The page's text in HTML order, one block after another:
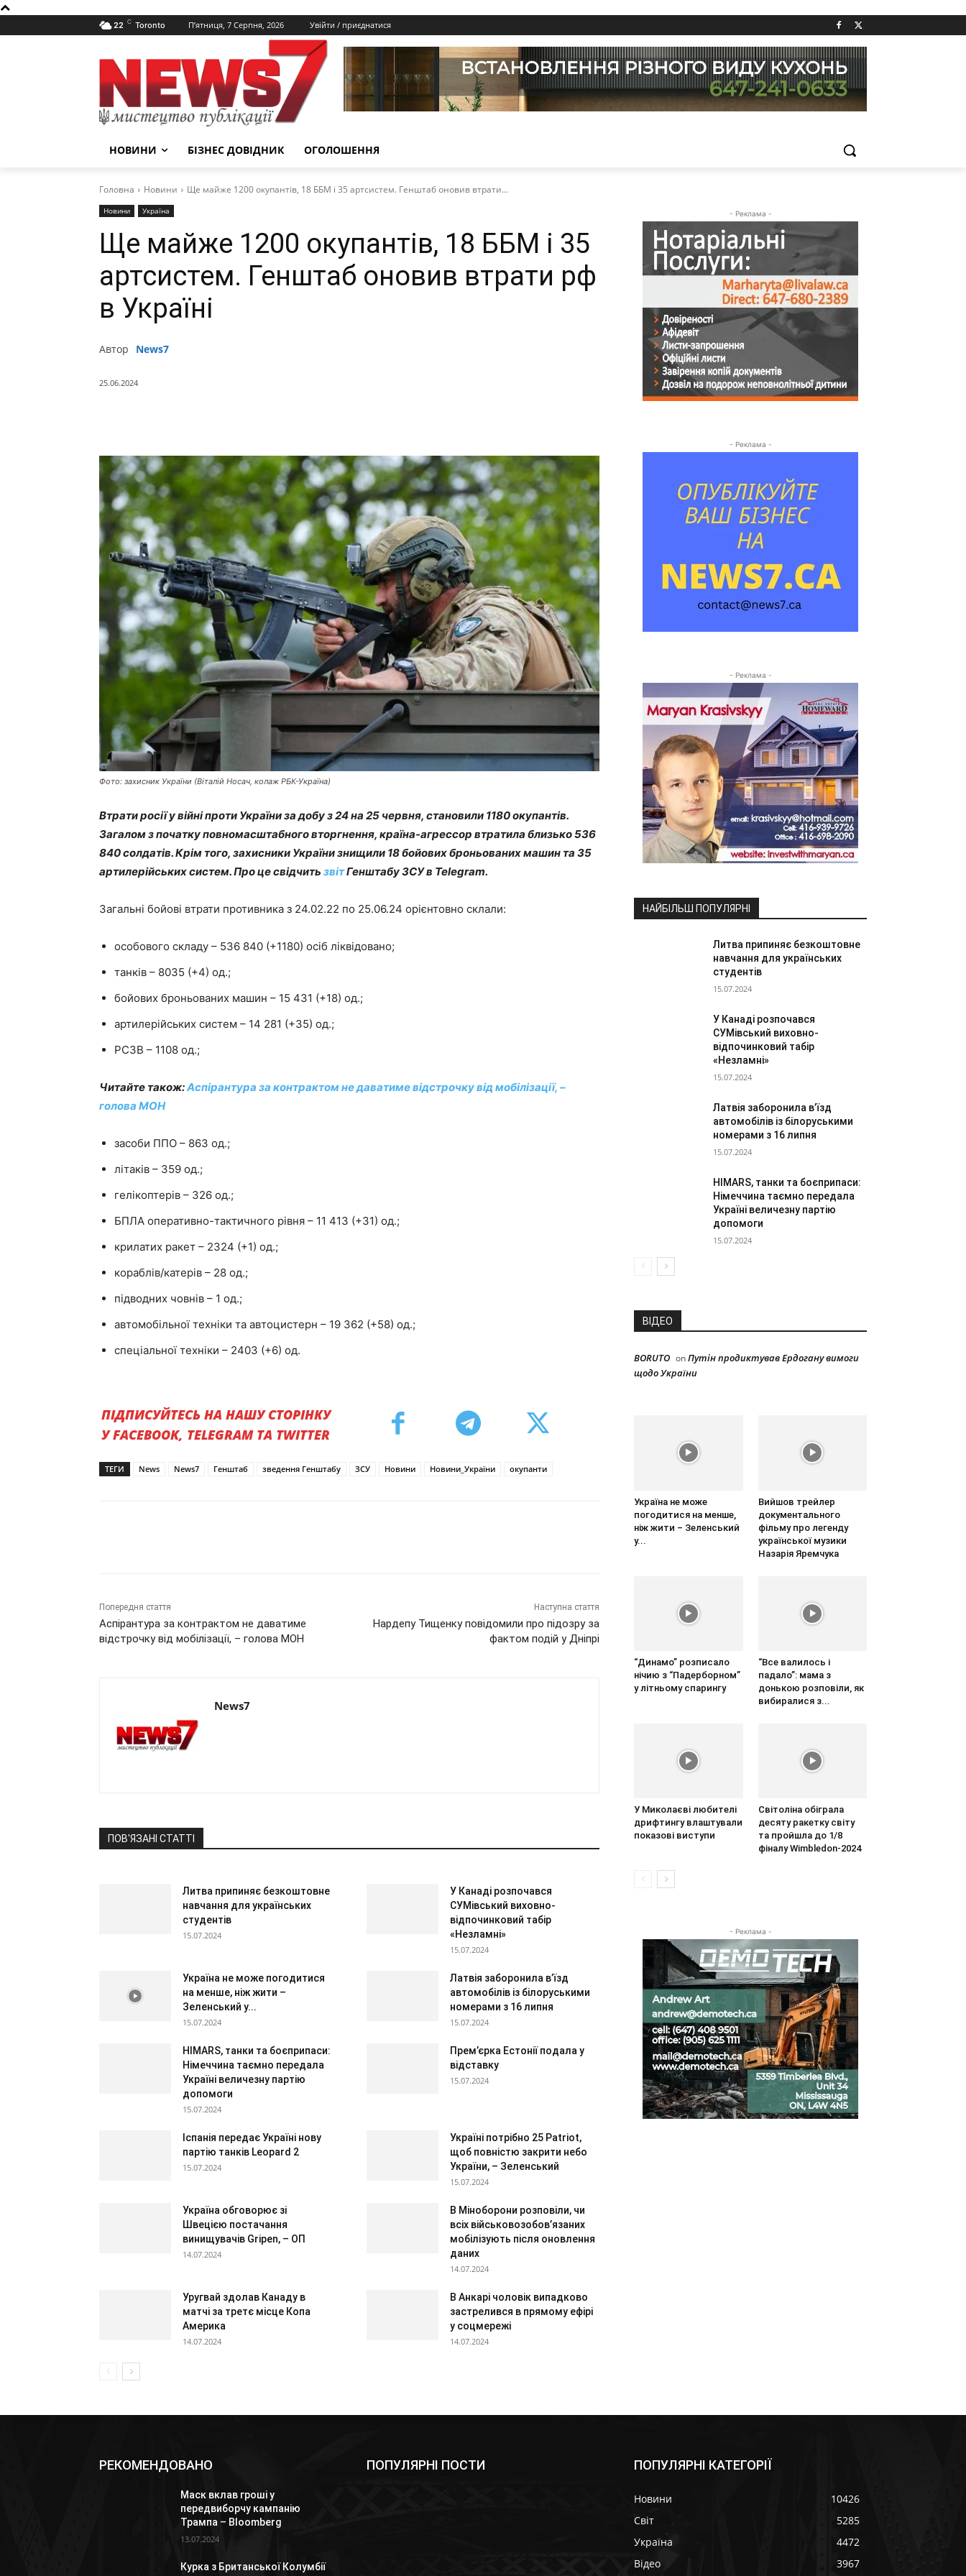
22 C Toronto П’ятниця, 7 Серпня, 2026 Увійти / приєднатися
НОВИНИ БІЗНЕС ДОВІДНИК ОГОЛОШЕННЯ
Головна Новини Ще майже 1200 окупантів, 18 ББМ і 35 артсистем. Генштаб оновив втрати...
Новини Україна
Ще майже 1200 окупантів, 18 ББМ і 35
артсистем. Генштаб оновив втрати рф
в Україні
Автор News7
25.06.2024
Фото: захисник України (Віталій Носач, колаж РБК-Україна)
Втрати росії у війні проти України за добу з 24 на 25 червня, становили 1180 окупантів.
Загалом з початку повномасштабного вторгнення, країна-агрессор втратила близько 536
840 солдатів. Крім того, захисники України знищили 18 бойових броньованих машин та 35
артилерійських систем. Про це свідчить звітГенштабу ЗСУ в Telegram.
Загальні бойові втрати противника з 24.02.22 по 25.06.24 орієнтовно склали:
особового складу – 536 840 (+1180) осіб ліквідовано;
танків – 8035 (+4) од.;
бойових броньованих машин – 15 431 (+18) од.;
артилерійських систем – 14 281 (+35) од.;
РСЗВ – 1108 од.;
Читайте також:Аспірантура за контрактом не даватиме відстрочку від мобілізації, –
голова МОН
засоби ППО – 863 од.;
літаків – 359 од.;
гелікоптерів – 326 од.;
БПЛА оперативно-тактичного рівня – 11 413 (+31) од.;
крилатих ракет – 2324 (+1) од.;
кораблів/катерів – 28 од.;
підводних човнів – 1 од.;
автомобільної техніки та автоцистерн – 19 362 (+58) од.;
спеціальної техніки – 2403 (+6) од.
ПІДПИСУЙТЕСЬ НА НАШУ СТОРІНКУ
У FACEBOOK, TELEGRAM ТА TWITTER
ТЕГИ News News7 Генштаб зведення Генштабу ЗСУ Новини Новини_України окупанти
Попередня стаття
Аспірантура за контрактом не даватиме
відстрочку від мобілізації, – голова МОН
Наступна стаття
Нардепу Тищенку повідомили про підозру за
фактом подій у Дніпрі
News7
ПОВ'ЯЗАНІ СТАТТІ
Литва припиняє безкоштовне
навчання для українських
студентів
15.07.2024
У Канаді розпочався
СУМівський виховно-
відпочинковий табір
«Незламні»
15.07.2024
Україна не може погодитися
на менше, ніж жити –
Зеленський у...
15.07.2024
Латвія заборонила в’їзд
автомобілів із білоруськими
номерами з 16 липня
15.07.2024
HIMARS, танки та боєприпаси:
Німеччина таємно передала
Україні величезну партію
допомоги
15.07.2024
Прем’єрка Естонії подала у
відставку
15.07.2024
Іспанія передає Україні нову
партію танків Leopard 2
15.07.2024
Україні потрібно 25 Patriot,
щоб повністю закрити небо
України, – Зеленський
15.07.2024
Україна обговорює зі
Швецією постачання
винищувачів Gripen, – ОП
14.07.2024
В Міноборони розповіли, чи
всіх військовозобов’язаних
мобілізують після оновлення
даних
14.07.2024
Уругвай здолав Канаду в
матчі за третє місце Копа
Америка
14.07.2024
В Анкарі чоловік випадково
застрелився в прямому ефірі
у соцмережі
14.07.2024
- Реклама -
- Реклама -
- Реклама -
НАЙБІЛЬШ ПОПУЛЯРНІ
Литва припиняє безкоштовне
навчання для українських
студентів
15.07.2024
У Канаді розпочався
СУМівський виховно-
відпочинковий табір
«Незламні»
15.07.2024
Латвія заборонила в’їзд
автомобілів із білоруськими
номерами з 16 липня
15.07.2024
HIMARS, танки та боєприпаси:
Німеччина таємно передала
Україні величезну партію
допомоги
15.07.2024
ВІДЕО
BORUTO onПутін продиктував Ердогану вимоги
щодо України
Україна не може
погодитися на менше,
ніж жити – Зеленський
у...
Вийшов трейлер
документального
фільму про легенду
української музики
Назарія Яремчука
“Динамо” розписало
нічию з “Падерборном”
у літньому спарингу
“Все валилось і
падало”: мама з
донькою розповіли, як
вибиралися з...
У Миколаєві любителі
дрифтингу влаштували
показові виступи
Світоліна обіграла
десяту ракетку світу
та пройшла до 1/8
фіналу Wimbledon-2024
- Реклама -
РЕКОМЕНДОВАНО
Маск вклав гроші у
передвиборчу кампанію
Трампа – Bloomberg
13.07.2024
Курка з Британської Колумбії
ПОПУЛЯРНІ ПОСТИ ПОПУЛЯРНІ КАТЕГОРІЇ
Новини
10426
Світ
5285
Україна
4472
Відео
3967